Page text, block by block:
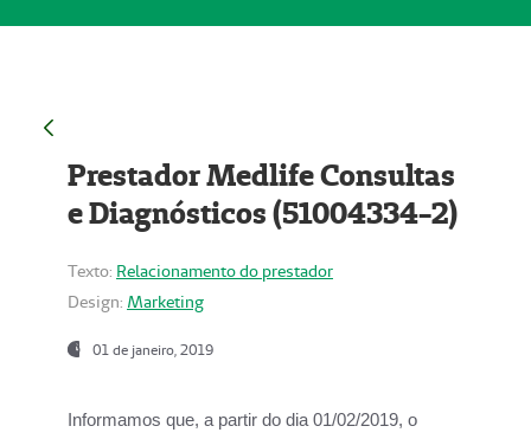
Prestador Medlife Consultas
e Diagnósticos (51004334-2)
Texto: Relacionamento do prestador
Design: Marketing
01 de janeiro, 2019
Informamos que, a partir do dia 01/02/2019, o